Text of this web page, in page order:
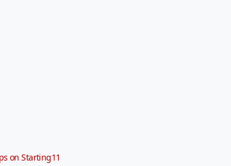
on Starting11